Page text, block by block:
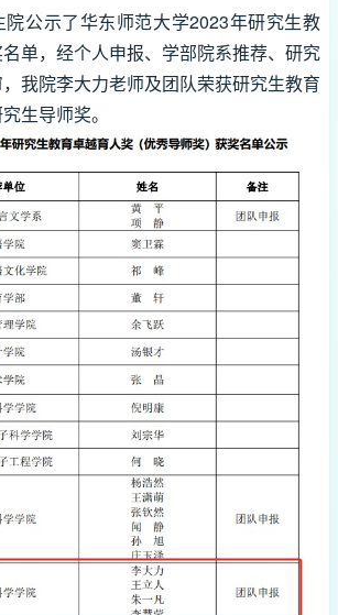
院公示了华东师范大学2023年研究生教
单，经个人申报、学部院系推荐、研究
我院李大力老师及团队荣获研究生教育
生导师奖。